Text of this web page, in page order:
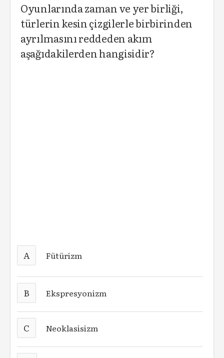
Oyunlarında zaman ve yer birliği,
türlerin kesin çizgilerle birbirinden
ayrılmasını reddeden akım
aşağıdakilerden hangisidir?
A Fütürizm
B Ekspresyonizm
C Neoklasisizm